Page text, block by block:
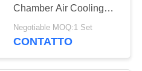
Chamber Air Cooling
Two Chambers
Negotiable MOQ:1 Set
CONTATTO